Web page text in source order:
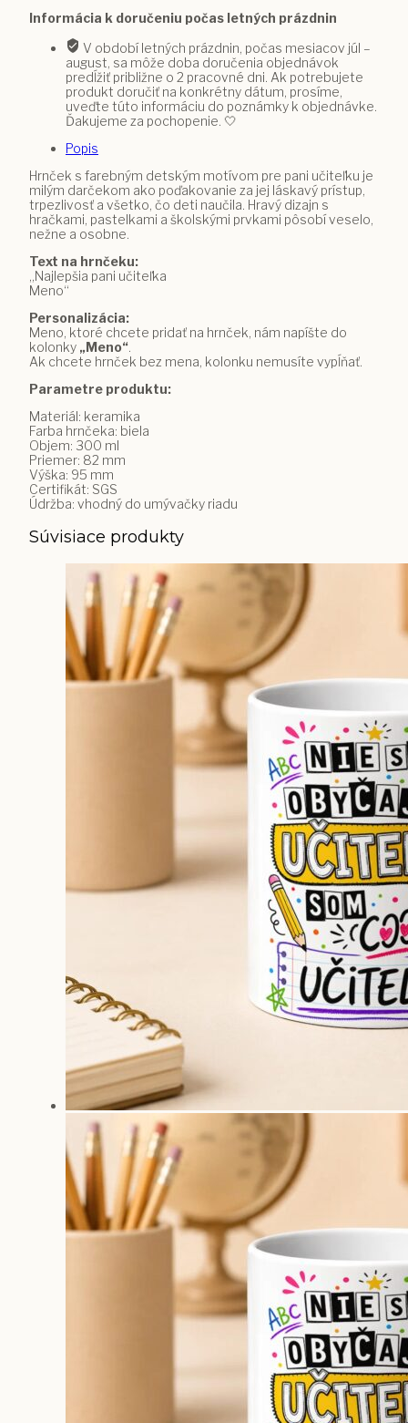
s
detským
motívom
Informácia k doručeniu počas letných prázdnin
V období letných prázdnin, počas mesiacov júl –
august, sa môže doba doručenia objednávok
predĺžiť približne o 2 pracovné dni. Ak potrebujete
produkt doručiť na konkrétny dátum, prosíme,
uveďte túto informáciu do poznámky k objednávke.
Ďakujeme za pochopenie. 🤍
Popis
Hrnček s farebným detským motívom pre pani učiteľku je
milým darčekom ako poďakovanie za jej láskavý prístup,
trpezlivosť a všetko, čo deti naučila. Hravý dizajn s
hračkami, pastelkami a školskými prvkami pôsobí veselo,
nežne a osobne.
Text na hrnčeku:
„Najlepšia pani učiteľka
Meno“
Personalizácia:
Meno, ktoré chcete pridať na hrnček, nám napíšte do
kolonky „Meno“
Ak chcete hrnček bez mena, kolonku nemusíte vypĺňať.
Parametre produktu:
Materiál: keramika
Farba hrnčeka: biela
Objem: 300 ml
Priemer: 82 mm
Výška: 95 mm
Certifikát: SGS
Údržba: vhodný do umývačky riadu
Súvisiace produkty